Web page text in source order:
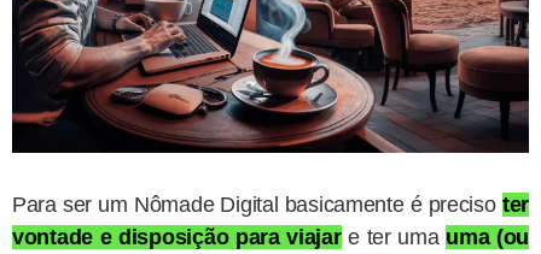
Para ser um Nômade Digital basicamente é preciso ter
vontade e disposição para viajar e ter uma uma (ou